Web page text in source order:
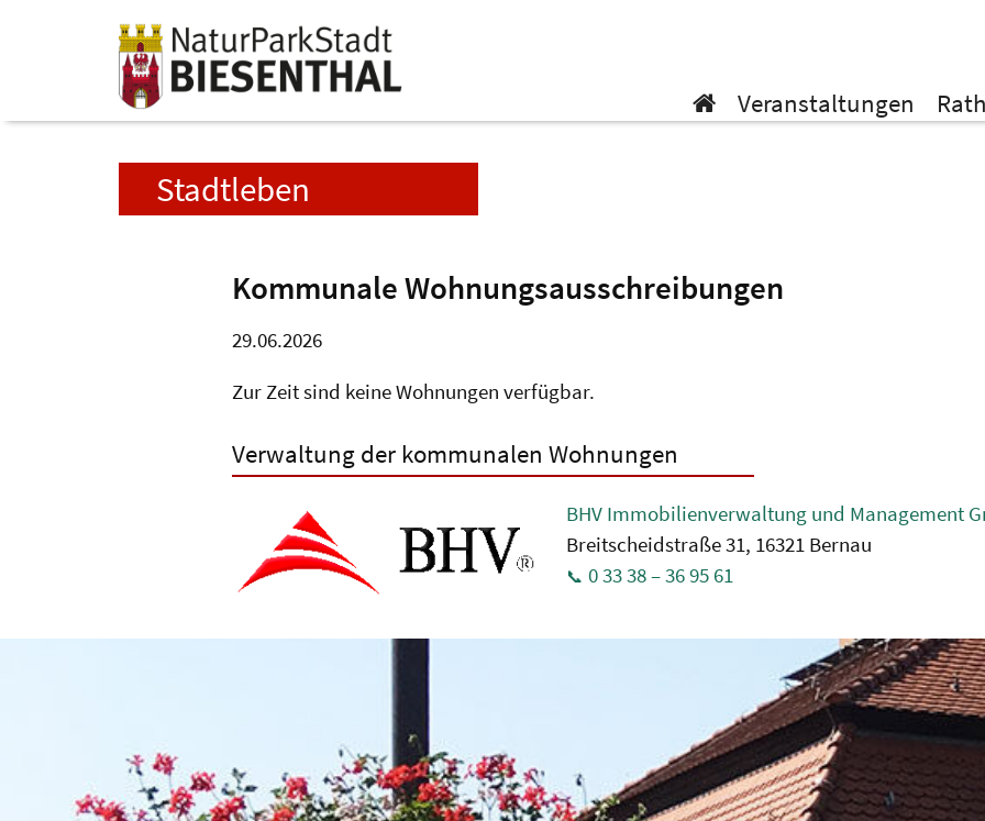
Veranstaltungen
Stadtleben
Kommunale Wohnungsausschreibungen
29.06.2026
Zur Zeit sind keine Wohnungen verfügbar.
Verwaltung der kommunalen Wohnungen
BHV Immobilienverwaltung und Management
Breitscheidstraße 31, 16321 Bernau
0 33 38 – 36 95 61